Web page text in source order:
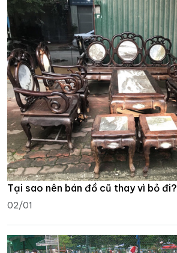
Tại sao nên bán đồ cũ thay vì bỏ đi?
02/01